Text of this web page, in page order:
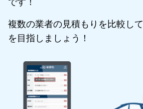
です！
複数の業者の見積もりを比較して
を目指しましょう！